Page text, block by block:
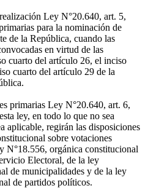
Ley N°20.640, art. 5,
para la nominación de
de la República, cuando las
en virtud de las
cuarto del artículo 26, el inciso
cuarto del artículo 29 de la
primarias Ley N°20.640, art. 6,
ley, en todo lo que no sea
aplicable, regirán las disposiciones
sobre votaciones
N°18.556, orgánica constitucional
Electoral, de la ley
de municipalidades y de la ley
de partidos políticos.